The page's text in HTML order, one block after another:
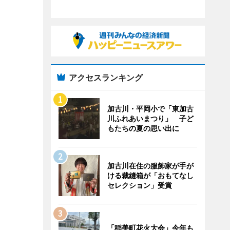
アクセスランキング
加古川・平岡小で「東加古
川ふれあいまつり」 子ど
もたちの夏の思い出に
加古川在住の服飾家が手が
ける裁縫箱が「おもてなし
セレクション」受賞
「稲美町花火大会」今年も